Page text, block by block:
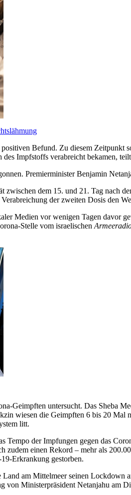
Befund. Zu diesem
Impfstoffs verabreicht bekamen,
Premierminister Benjamin
dem 15. und 21. Tag nach
der zweiten Dosis den
Medien vor wenigen Tagen davor
Stelle vom israelischen
Geimpften untersucht. Das Sheba
wiesen die Geimpften 6 bis 20
litt.
der Impfungen gegen das
einen Rekord – mehr als
Erkrankung gestorben.
am Mittelmeer seinen Lockdown
Ministerpräsident Netanjahu am